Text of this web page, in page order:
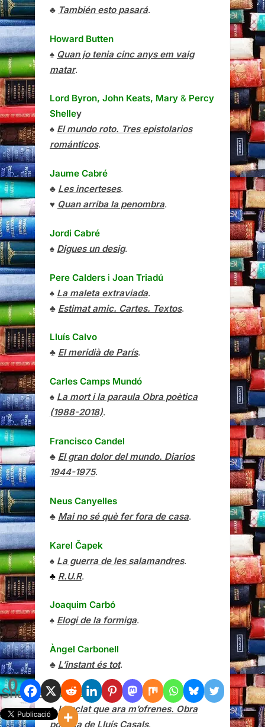
0
Shares
♣ También esto pasará.
Howard Butten
♠ Quan jo tenia cinc anys em vaig
matar.
Lord Byron, John Keats, Mary & Percy
Shelley
♠ El mundo roto. Tres epistolarios
románticos.
Jaume Cabré
♣ Les incerteses.
♥ Quan arriba la penombra.
Jordi Cabré
♠ Digues un desig.
Pere Calders i Joan Triadú
♠ La maleta extraviada.
♣ Estimat amic. Cartes. Textos.
Lluís Calvo
♣ El meridià de París.
Carles Camps Mundó
♠ La mort i la paraula Obra poètica
(1988-2018).
Francisco Candel
♣ El gran dolor del mundo. Diarios
1944-1975.
Neus Canyelles
♣ Mai no sé què fer fora de casa.
Karel Čapek
♠ La guerra de les salamandres.
♣ R.U.R.
Joaquim Carbó
♠ Elogi de la formiga.
Àngel Carbonell
♣ L’instant és tot.
Lluís Casals
♣L’esclat que ara m’ofrenes. Obra
poètica de Lluís Casals.